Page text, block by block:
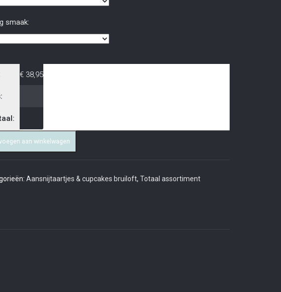
smaak:
€38,95
aan winkelwagen
Aansnijtaartjes & cupcakes bruiloft, Totaal assortiment